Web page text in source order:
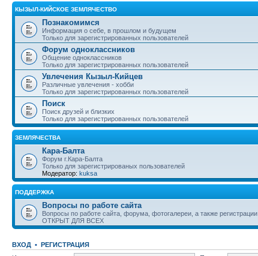
КЫЗЫЛ-КИЙСКОЕ ЗЕМЛЯЧЕСТВО
Познакомимся
Информация о себе, в прошлом и будущем
Только для зарегистрированных пользователей
Форум одноклассников
Общение одноклассников
Только для зарегистрированных пользователей
Увлечения Кызыл-Кийцев
Различные увлечения - хобби
Только для зарегистрированных пользователей
Поиск
Поиск друзей и близких
Только для зарегистрированных пользователей
ЗЕМЛЯЧЕСТВА
Кара-Балта
Форум г.Кара-Балта
Только для зарегистрированых пользователей
Модератор: kuksa
ПОДДЕРЖКА
Вопросы по работе сайта
Вопросы по работе сайта, форума, фотогалереи, а также регистрации
ОТКРЫТ ДЛЯ ВСЕХ
ВХОД • РЕГИСТРАЦИЯ